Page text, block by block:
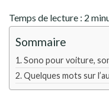
Temps de lecture : 2
Sommaire
Sono pour voiture,
Quelques mots sur